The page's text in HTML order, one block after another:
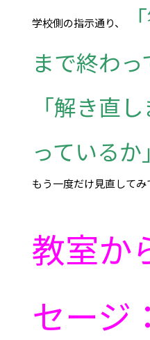
学校側の指示通り、
まで終わっ
「解き直
っているか」
もう一度だけ見直してみ
教室か
セージ：